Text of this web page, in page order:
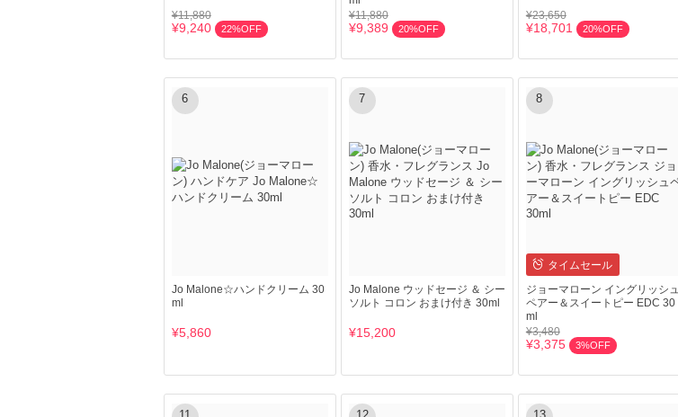
¥11,880
¥9,240 22%OFF
¥11,880
¥9,389 20%OFF
¥23,650
¥18,701 20%OFF
6
Jo Malone☆ハンドクリーム 30
ml
¥5,860
7
Jo Malone ウッドセージ ＆ シー
ソルト コロン おまけ付き 30ml
¥15,200
8
タイムセール
ジョーマローン イングリッシュ
ペアー＆スイートピー EDC 30
ml
¥3,480
¥3,375 3%OFF